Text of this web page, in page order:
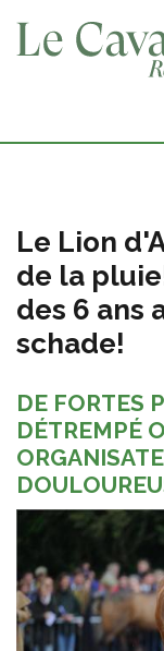
Le Lion
de la
des 6 ans
schade!
DE FORTES
DÉTREMPÉ